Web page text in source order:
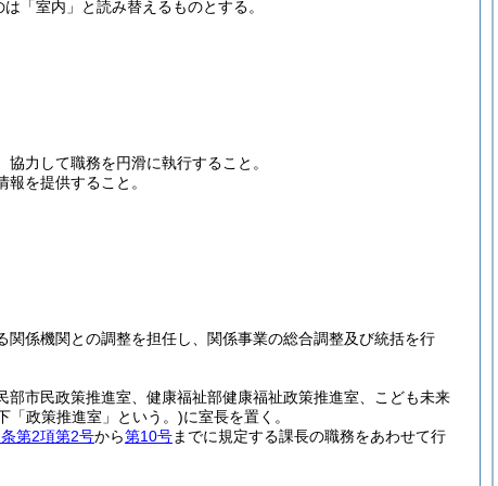
「室内」と読み替えるものとする。
力して職務を円滑に執行すること。
を提供すること。
関係機関との調整を担任し、関係事業の総合調整及び統括を行
市民政策推進室、健康福祉部健康福祉政策推進室、こども未来
「政策推進室」という。)に室長を置く。
第2項第2号から第10号までに規定する課長の職務をあわせて行